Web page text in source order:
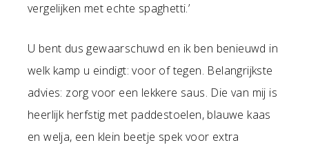
vergelijken met echte spaghetti.’
U bent dus gewaarschuwd en ik ben benieuwd in
welk kamp u eindigt: voor of tegen. Belangrijkste
advies: zorg voor een lekkere saus. Die van mij is
heerlijk herfstig met paddestoelen, blauwe kaas
en welja, een klein beetje spek voor extra